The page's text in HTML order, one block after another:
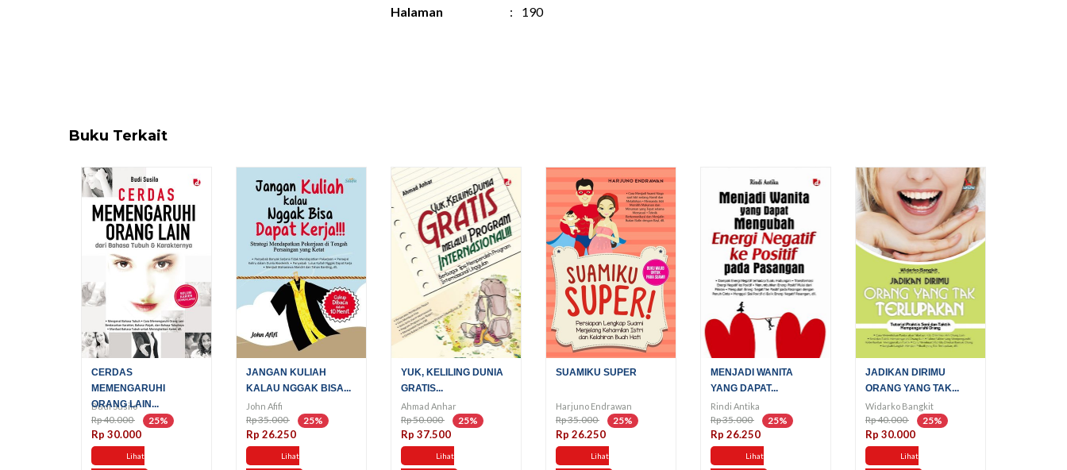
Halaman
: 190
Buku Terkait
CERDAS
MEMENGARUHI
ORANG LAIN...
Budi Susilo
Rp 40.000 25%
Rp 30.000
Lihat
JANGAN KULIAH
KALAU NGGAK BISA...
John Afifi
Rp 35.000 25%
Rp 26.250
Lihat
YUK, KELILING DUNIA
GRATIS...
Ahmad Anhar
Rp 50.000 25%
Rp 37.500
Lihat
SUAMIKU SUPER
Harjuno Endrawan
Rp 35.000 25%
Rp 26.250
Lihat
MENJADI WANITA
YANG DAPAT...
Rindi Antika
Rp 35.000 25%
Rp 26.250
Lihat
JADIKAN DIRIMU
ORANG YANG TAK...
Widarko Bangkit
Rp 40.000 25%
Rp 30.000
Lihat